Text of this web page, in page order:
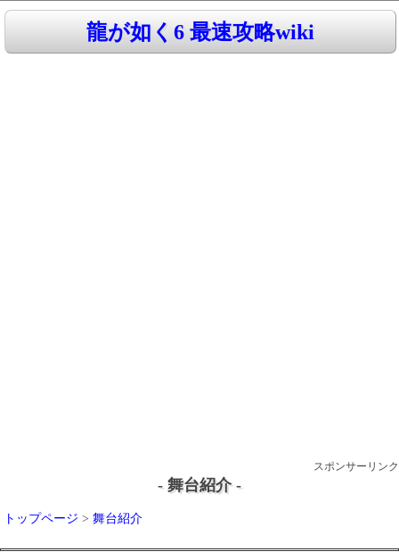
龍が如く6 最速攻略wiki
スポンサーリンク
- 舞台紹介 -
トップページ > 舞台紹介